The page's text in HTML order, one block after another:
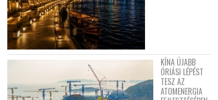
KÍNA ÚJABB
ÓRIÁSI LÉPÉST
TESZ AZ
ATOMENERGIA